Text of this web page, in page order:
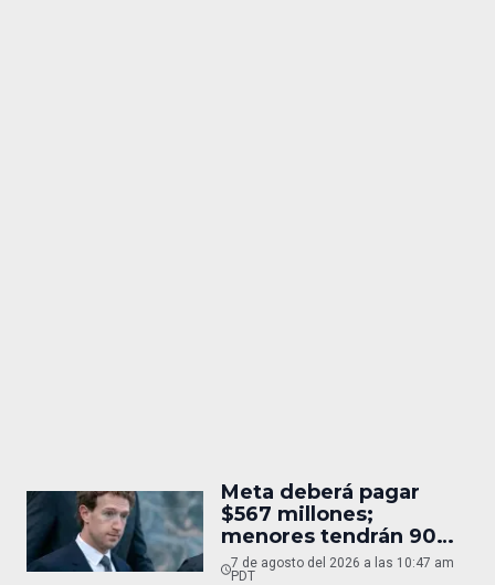
Meta deberá pagar
$567 millones;
menores tendrán 90
horas
7 de agosto del 2026 a las 10:47 am
PDT